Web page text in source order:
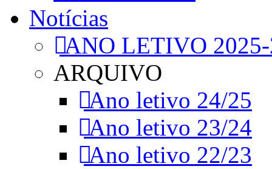
Notícias
ANO LETIVO
ARQUIVO
Ano letivo 24/25
Ano letivo 23/24
Ano letivo 22/23